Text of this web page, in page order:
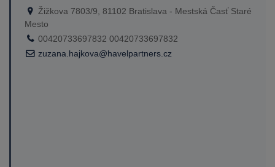
Žižkova 7803/9, 81102 Bratislava - Mestská Časť Staré
Mesto
00420733697832 00420733697832
zuzana.hajkova@havelpartners.cz